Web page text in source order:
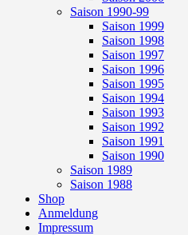
Saison 1990-99
Saison 1999
Saison 1998
Saison 1997
Saison 1996
Saison 1995
Saison 1994
Saison 1993
Saison 1992
Saison 1991
Saison 1990
Saison 1989
Saison 1988
Shop
Anmeldung
Impressum